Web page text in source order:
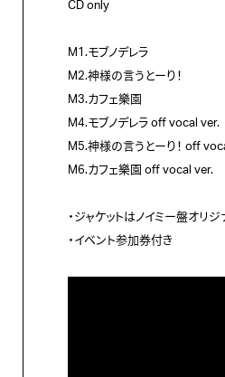
M1.モブノデレラ
M2.神様の言うとーり！
M3.カフェ樂園
M4.モブノデレラ off vocal ver.
M5.神様の言うとーり！ off
M6.カフェ樂園 off vocal ver.
・ジャケットはノイミー盤オリ
・イベント参加券付き